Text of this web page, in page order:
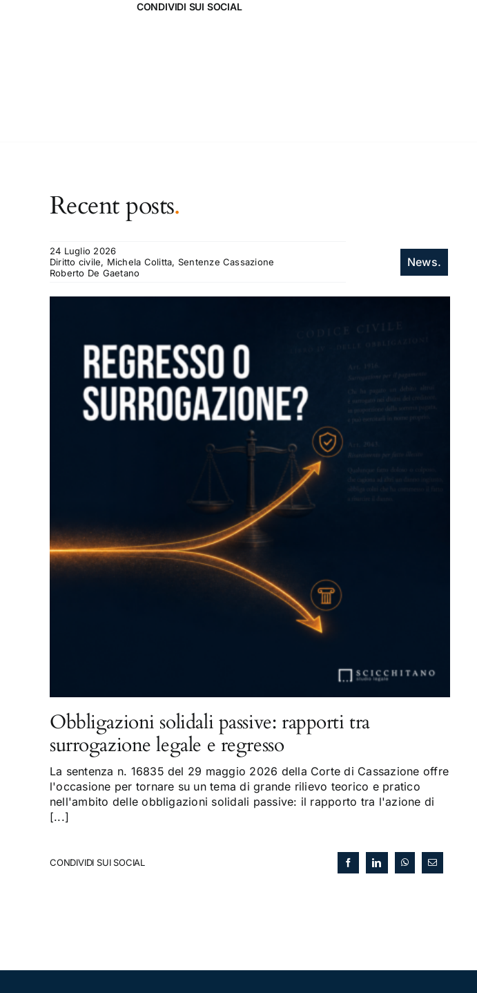
CONDIVIDI SUI SOCIAL
Recent posts.
24 Luglio 2026
Diritto civile, Michela Colitta, Sentenze Cassazione
Roberto De Gaetano
News.
Obbligazioni solidali passive: rapporti tra
surrogazione legale e regresso
La sentenza n. 16835 del 29 maggio 2026 della Corte di Cassazione offre
l'occasione per tornare su un tema di grande rilievo teorico e pratico
nell'ambito delle obbligazioni solidali passive: il rapporto tra l'azione di
[...]
CONDIVIDI SUI SOCIAL